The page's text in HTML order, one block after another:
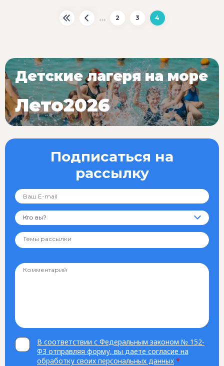
… 2 3 4
Подписаться на
рассылку
Кто вы?
В соответствии с Федеральным законом № 152-
ФЗ отправляя форму, вы даете согласие на
обработку своих персональных данных *
Детские лагеря на море
Лето2026